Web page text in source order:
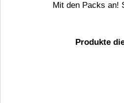
Mit den Packs an!
Produkte